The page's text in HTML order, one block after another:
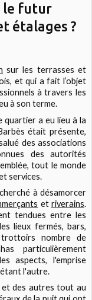
le futur
étalages ?
sur les terrasses et
et qui a fait l’objet
à travers les
à son terme.
quartier a eu lieu à la
était présente,
des associations
des autorités
tout le monde
services.
à désamorcer
et riverains.
tendues entre les
lieux fermés, bars,
nombre de
particulièrement
aspects, l'emprise
l'autre.
et des autres tout au